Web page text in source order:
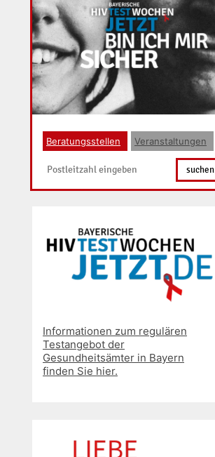
Beratungsstellen Veranstaltungen
suchen
Informationen zum regulären
Testangebot der
Gesundheitsämter in Bayern
finden Sie hier.